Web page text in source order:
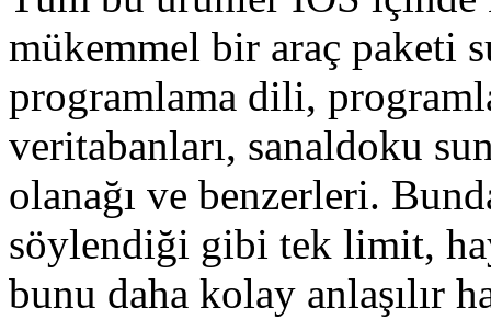
mükemmel bir araç paketi
programlama dili,
veritabanları, sanaldoku
olanağı ve benzerleri.
söylendiği gibi tek limit,
bunu daha kolay anlaşılır